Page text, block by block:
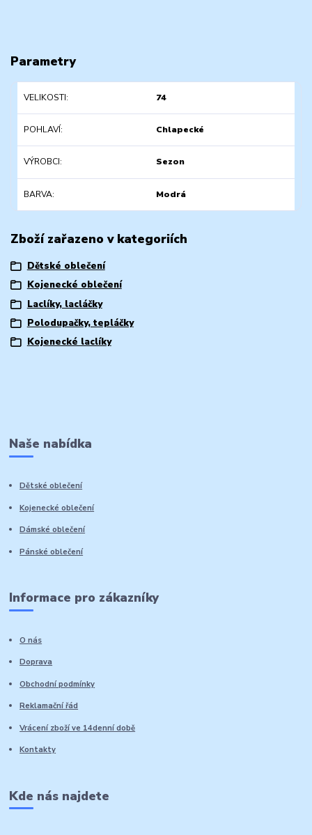
Parametry
VELIKOSTI 74
POHLAVÍ Chlapecké
VÝROBCI Sezon
BARVA Modrá
Zboží zařazeno v kategoriích
Dětské oblečení
Kojenecké oblečení
Laclíky, lacláčky
Polodupačky, tepláčky
Kojenecké laclíky
Naše nabídka
Dětské oblečení
Kojenecké oblečení
Dámské oblečení
Pánské oblečení
Informace pro zákazníky
O nás
Doprava
Obchodní podmínky
Reklamační řád
Vrácení zboží ve 14denní době
Kontakty
Kde nás najdete